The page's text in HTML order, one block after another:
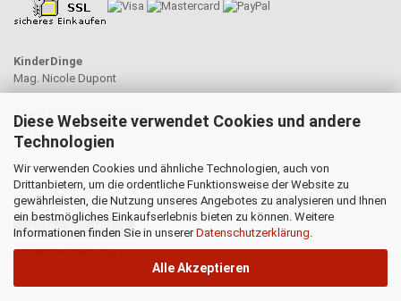
Diese Webseite verwendet Cookies und andere
Technologien
Wir verwenden Cookies und ähnliche Technologien, auch von
Drittanbietern, um die ordentliche Funktionsweise der Website zu
gewährleisten, die Nutzung unseres Angebotes zu analysieren und Ihnen
ein bestmögliches Einkaufserlebnis bieten zu können. Weitere
Informationen finden Sie in unsererDatenschutzerklärung.
Alle Akzeptieren
KinderDinge
Mag. Nicole Dupont
____________________
Josef Hutterer-Straße 5a
3012 Wolfsgraben
WIDERRUFSRECHT
Vertrag widerrufen
Widerrufsbelehrung